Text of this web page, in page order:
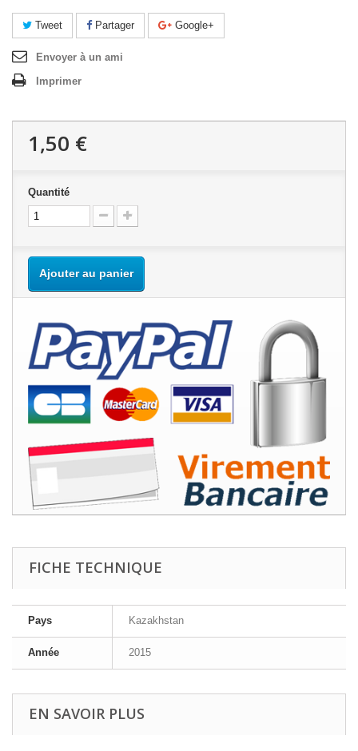
Tweet Partager Google+
Envoyer à un ami
Imprimer
1,50 €
Quantité
Ajouter au panier
FICHE TECHNIQUE
Pays Kazakhstan
Année 2015
EN SAVOIR PLUS